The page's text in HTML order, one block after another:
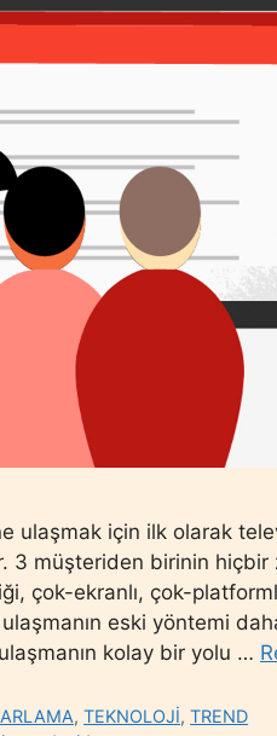
ulaşmak için ilk olarak
3 müşteriden birinin hiçbir
çok-ekranlı, çok-
eski yöntemi
kolay bir yolu …
,TEKNOLOJİ,TREND